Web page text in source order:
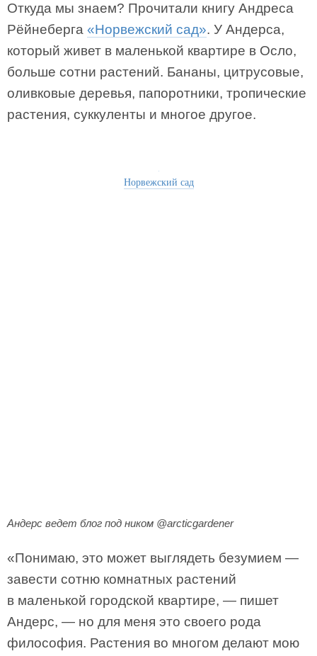
Откуда мы знаем? Прочитали книгу Андреса
Рёйнеберга «Норвежский сад». У Андерса,
который живет в маленькой квартире в Осло,
больше сотни растений. Бананы, цитрусовые,
оливковые деревья, папоротники, тропические
растения, суккуленты и многое другое.
Норвежский сад
Андерс ведет блог под ником @arcticgardener
«Понимаю, это может выглядеть безумием —
завести сотню комнатных растений
в маленькой городской квартире, — пишет
Андерс, — но для меня это своего рода
философия. Растения во многом делают мою